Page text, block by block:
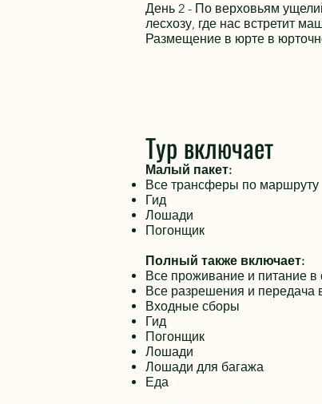
День 2 - По верховьям
лесхозу, где нас встретит
Размещение в юрте в
Тур включает
Малый пакет:
Все трансферы по маршруту
Гид
Лошади
Погонщик
Полный также включает:
Все проживание и питание в
Все разрешения и передача
Входные сборы
Гид
Погонщик
Лошади
Лошади для багажа
Еда